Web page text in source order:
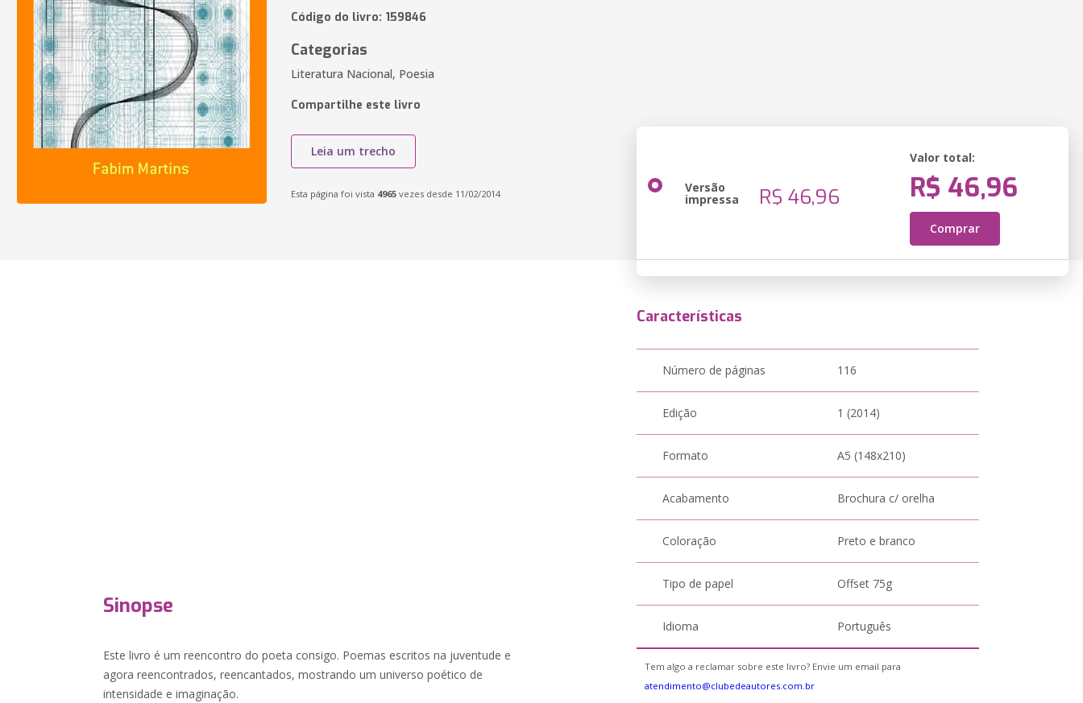
Código do livro: 159846
Categorias
Literatura Nacional, Poesia
Compartilhe este livro
Leia um trecho
Esta página foi vista 4965 vezes desde 11/02/2014 Versão
impressa R$ 46,96
Valor total:
R$ 46,96
Comprar
Sinopse
Este livro é um reencontro do poeta consigo. Poemas escritos na juventude e
agora reencontrados, reencantados, mostrando um universo poético de
intensidade e imaginação.
Características
Número de páginas 116
Edição 1 (2014)
Formato A5 (148x210)
Acabamento Brochura c/ orelha
Coloração Preto e branco
Tipo de papel Offset 75g
Idioma Português
Tem algo a reclamar sobre este livro? Envie um email para
atendimento@clubedeautores.com.br